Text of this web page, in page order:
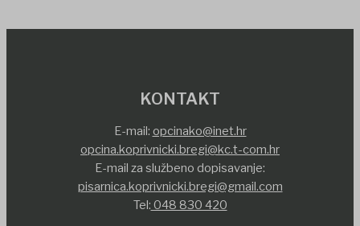
KONTAKT
E-mail: opcinako@inet.hr
opcina.koprivnicki.bregi@kc.t-com.hr
E-mail za službeno dopisavanje:
pisarnica.koprivnicki.bregi@gmail.com
Tel: 048 830 420